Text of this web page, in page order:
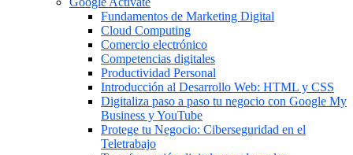
Fundamentos de Marketing Digital
Cloud Computing
Comercio electrónico
Competencias digitales
Productividad Personal
Introducción al Desarrollo Web: HTML y CSS
Digitaliza paso a paso tu negocio con Google My
Business y YouTube
Protege tu Negocio: Ciberseguridad en el
Teletrabajo